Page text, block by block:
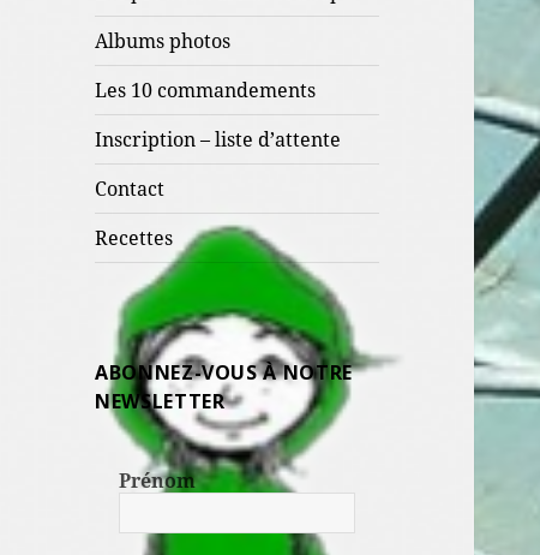
Albums photos
Les 10 commandements
Inscription – liste d’attente
Contact
Recettes
ABONNEZ-VOUS À NOTRE
NEWSLETTER
Prénom